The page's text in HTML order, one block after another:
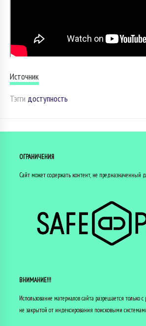
Источник
Тэгги доступность
ОГРАНИЧЕНИЯ
Сайт может содержать контент, не
ВНИМАНИЕ!!!
Использование материалов сайта разрешается
не закрытой от индексирования поисковыми